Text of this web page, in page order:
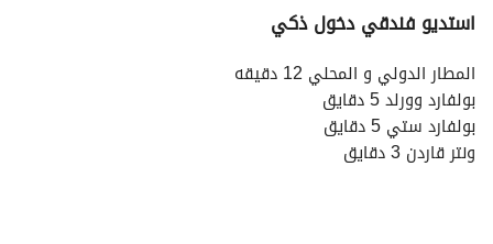
السياحة الاماكن القريبة
استديو فندقي دخول ذكي
المطار الدولي و المحلي 12 دقيقه
بولفارد وورلد 5 دقايق
بولفارد ستي 5 دقايق
ونتر قاردن 3 دقايق